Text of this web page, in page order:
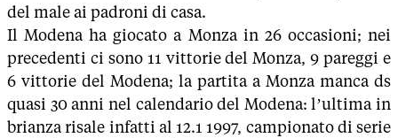
del male ai padroni di casa.
Il Modena ha giocato a Monza in 26 occasioni; nei
precedenti ci sono 11 vittorie del Monza, 9 pareggi e
6 vittorie del Modena; la partita a Monza manca ds
quasi 30 anni nel calendario del Modena: l’ultima in
brianza risale infatti al 12.1 1997, campionato di serie